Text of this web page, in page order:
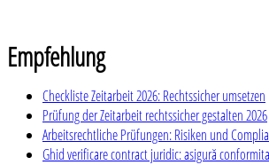
Empfehlung
Checkliste Zeitarbeit 2026: Rechtssicher umsetzen
Prüfung der Zeitarbeit rechtssicher gestalten 2026
Arbeitsrechtliche Prüfungen: Risiken und
Ghid verificare contract juridic: asigură